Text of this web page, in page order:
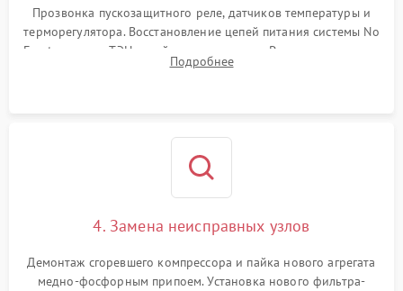
Прозвонка пускозащитного реле, датчиков температуры и
терморегулятора. Восстановление цепей питания системы No
Frost, включая ТЭН оттайки и вентилятор. Ремонт или замена
платы управления при сбоях алгоритмов.
Подробнее
4. Замена неисправных узлов
Демонтаж сгоревшего компрессора и пайка нового агрегата
медно-фосфорным припоем. Установка нового фильтра-